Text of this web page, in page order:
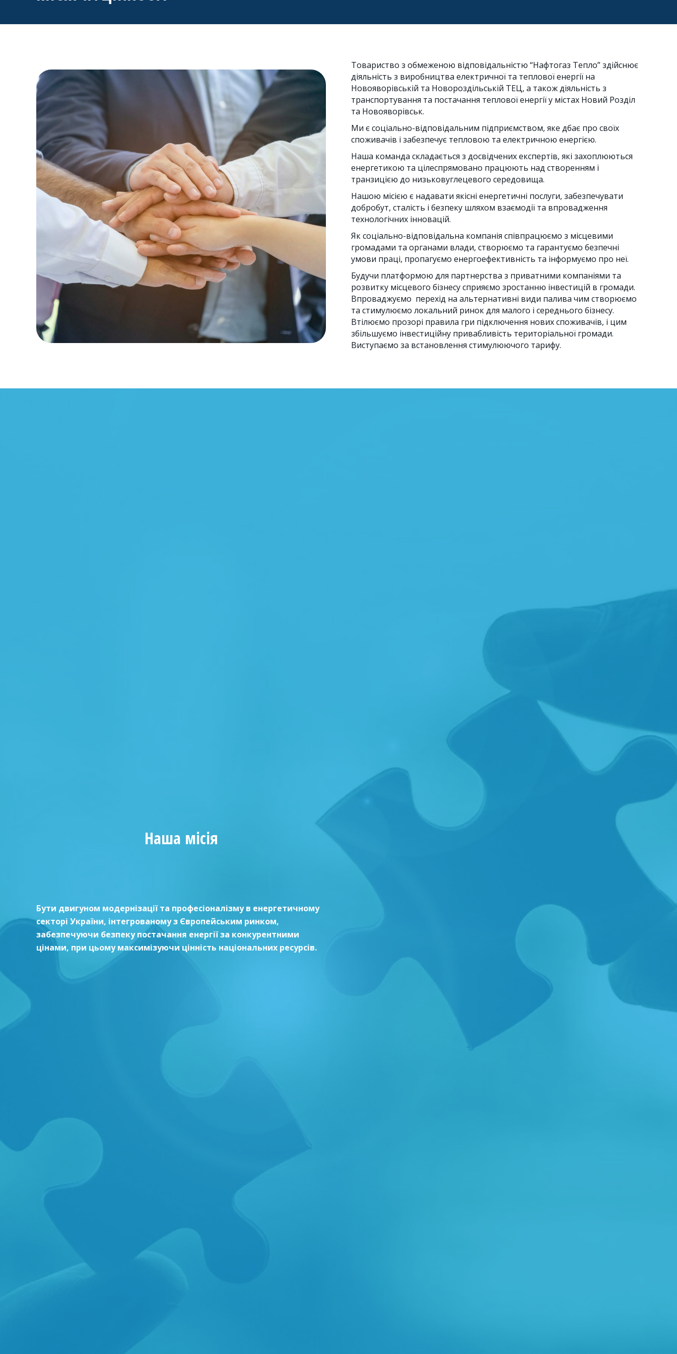
Товариство з обмеженою відповідальністю “Нафтогаз Тепло” здійснює
діяльність з виробництва електричної та теплової енергії на
Новояворівській та Новороздільській ТЕЦ, а також діяльність з
транспортування та постачання теплової енергії у містах Новий Розділ
та Новояворівськ.
Ми є соціально-відповідальним підприємством, яке дбає про своїх
споживачів і забезпечує тепловою та електричною енергією.
Наша команда складається з досвідчених експертів, які захоплюються
енергетикою та цілеспрямовано працюють над створенням і
транзицією до низьковуглецевого середовища.
Нашою місією є надавати якісні енергетичні послуги, забезпечувати
добробут, сталість і безпеку шляхом взаємодії та впровадження
технологічних інновацій.
Як соціально-відповідальна компанія співпрацюємо з місцевими
громадами та органами влади, створюємо та гарантуємо безпечні
умови праці, пропагуємо енергоефективність та інформуємо про неї.
Будучи платформою для партнерства з приватними компаніями та
розвитку місцевого бізнесу сприяємо зростанню інвестицій в громади.
Впроваджуємо перехід на альтернативні види палива чим створюємо
та стимулюємо локальний ринок для малого і середнього бізнесу.
Втілюємо прозорі правила гри підключення нових споживачів, і цим
збільшуємо інвестиційну привабливість територіальної громади.
Виступаємо за встановлення стимулюючого тарифу.
Наша місія
Бути двигуном модернізації та професіоналізму в енергетичному
секторі України, інтегрованому з Європейським ринком,
забезпечуючи безпеку постачання енергії за конкурентними
цінами, при цьому максимізуючи цінність національних ресурсів.